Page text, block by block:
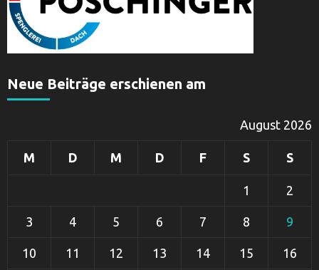
Neue Beiträge erschienen am
August 2026
M D M D F S S
1 2
3 4 5 6 7 8 9
10 11 12 13 14 15 16